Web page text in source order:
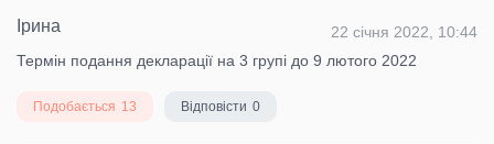
Ірина
22 січня 2022, 10:44
Термін подання декларації на 3 групі до 9 лютого 2022
Подобається 13 Відповісти 0